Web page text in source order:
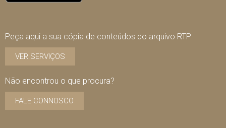
Peça aqui a sua cópia de conteúdos do arquivo RTP
VER SERVIÇOS
Não encontrou o que procura?
FALE CONNOSCO